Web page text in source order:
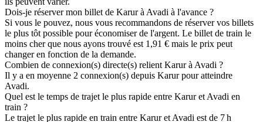
Dois-je réserver mon billet de Karur à Avadi à l'avance ?
Si vous le pouvez, nous vous recommandons de réserver vos billets
le plus tôt possible pour économiser de l'argent. Le billet de train le
moins cher que nous ayons trouvé est 1,91 € mais le prix peut
changer en fonction de la demande.
Combien de connexion(s) directe(s) relient Karur à Avadi ?
Il y a en moyenne 2 connexion(s) depuis Karur pour atteindre
Avadi.
Quel est le temps de trajet le plus rapide entre Karur et Avadi en
train ?
Le trajet le plus rapide en train entre Karur et Avadi est de 7 h